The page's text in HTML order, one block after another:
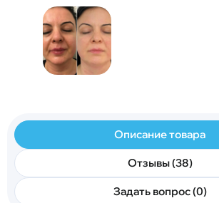
Описание товара
Отзывы (38)
Задать вопрос (0)